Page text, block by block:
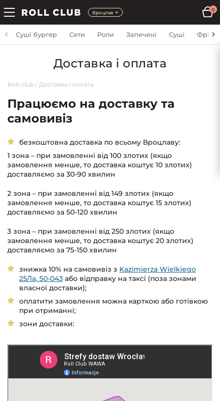
Вроцлав
0
Суші бургер Сети Роли Запечені Суші Фрі
Доставка і оплата
Roll-club /Доставка і оплата
Працюємо на доставку та
самовивіз
безкоштовна доставка по всьому Вроцлаву:
1 зона – при замовленні від 100 злотих (якщо
замовлення менше, то доставка коштує 10 злотих)
доставляємо за 30-90 хвилин
2 зона – при замовленні від 149 злотих (якщо
замовлення менше, то доставка коштує 15 злотих)
доставляємо за 50-120 хвилин
3 зона – при замовленні від 250 злотих (якщо
замовлення менше, то доставка коштує 20 злотих)
доставляємо за 75-150 хвилин
знижка 10% на самовивіз з Kazimierza Wielkiego
25/1a, 50-043 або відправку на таксі (поза зонами
власної доставки);
оплатити замовлення можна карткою або готівкою
при отриманні;
зони доставки: